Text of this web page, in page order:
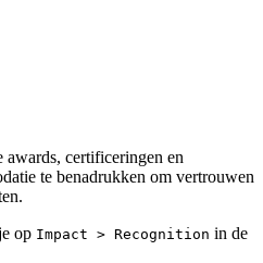
awards, certificeringen en
te benadrukken om vertrouwen
op Impact > Recognition in de